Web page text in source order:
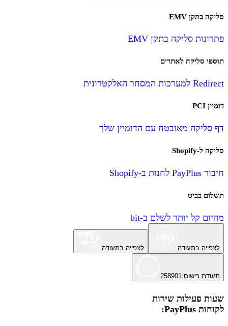
סליקה בתקן EMV
פתרונות סליקה בתקן EMV
תוספי סליקה לאתרים
Redirect למערכות המסחר האלקטרונית
דומיין PCI
דף סליקה מאובטח עם הדומיין שלך
סליקה ל-Shopify
חיבור PayPlus לחנות ב-Shopify
תשלום בביט
מהיום קל יותר לשלם ב-bit
לצפייה בתעודה לצפייה בתעודה
תעודת רישום:
258901
שעות פעילות שירות
לקוחות PayPlus: